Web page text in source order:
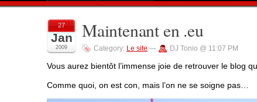
27
Jan
2009
Maintenant en .eu
Category: Le site — DJ Tonio @ 11:07 PM
Vous aurez bientôt l’immense joie de retrouver le blog
Comme quoi, on est con, mais l’on ne se soigne pas…